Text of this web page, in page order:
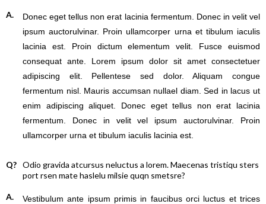
A.
Donec eget tellus non erat lacinia fermentum. Donec in velit vel
ipsum auctorulvinar. Proin ullamcorper urna et tibulum iaculis
lacinia est. Proin dictum elementum velit. Fusce euismod
consequat ante. Lorem ipsum dolor sit amet consectetuer
adipiscing elit. Pellentese sed dolor. Aliquam congue
fermentum nisl. Mauris accumsan nullael diam. Sed in lacus ut
enim adipiscing aliquet. Donec eget tellus non erat lacinia
fermentum. Donec in velit vel ipsum auctorulvinar. Proin
ullamcorper urna et tibulum iaculis lacinia est.
Q? Odio gravida atcursus neluctus a lorem. Maecenas tristiqu sters
port rsen mate haslelu milsie quqn smetsre?
A.
Vestibulum ante ipsum primis in faucibus orci luctus et trices